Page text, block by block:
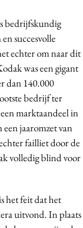
bedrijfskundig
succesvolle
echter om naar dit
was een gigant
dan 140.000
bedrijf ter
marktaandeel in
jaaromzet van
failliet door de
volledig blind voor
het feit dat het
uitvond. In plaats